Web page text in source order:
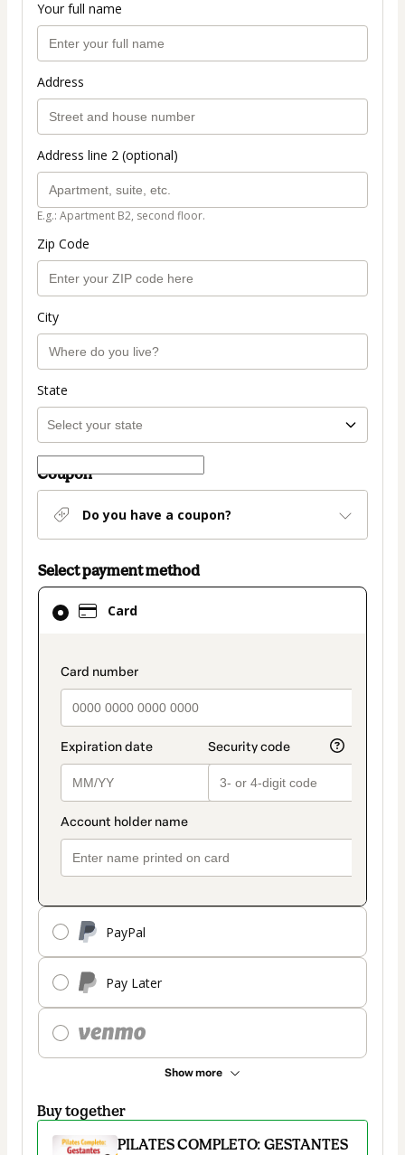
Your full name
Address
Address line 2 (optional)
E.g.: Apartment B2, second floor.
Zip Code
City
State
Coupon
Do you have a coupon?
Select payment method
Card
payment_data.section_title_v2
PayPal
Pay Later
Show more
Card
selected
method
Buy together
PILATES COMPLETO: GESTANTES